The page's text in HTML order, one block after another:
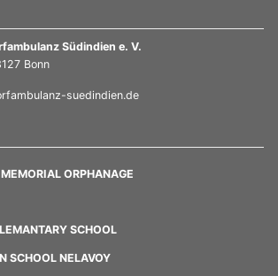
­Südindien e. V.
Bonn
suedindien.de
ORPHANAGE
SCHOOL
SCHOOL NELAVOY